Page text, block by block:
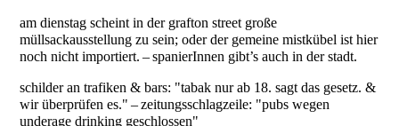
am dienstag scheint in der grafton street große
müllsackausstellung zu sein; oder der gemeine mistkübel ist hier
noch nicht importiert. – spanierInnen gibt’s auch in der stadt.
schilder an trafiken & bars: "tabak nur ab 18. sagt das gesetz. &
wir überprüfen es." – zeitungsschlagzeile: "pubs wegen
underage drinking geschlossen"